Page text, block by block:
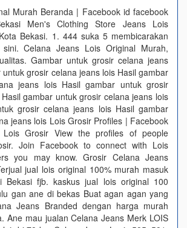
Murah Beranda | Facebook id facebook
Men's Clothing Store Jeans Lois
Bekasi. 1. 444 suka 5 membicarakan
Celana Jeans Lois Original Murah,
Gambar untuk grosir celana jeans
untuk grosir celana jeans lois Hasil gambar
jeans lois Hasil gambar untuk grosir
gambar untuk grosir celana jeans lois
grosir celana jeans lois Hasil gambar
jeans lois Lois Grosir Profiles | Facebook
Lois Grosir View the profiles of people
Join Facebook to connect with Lois
you may know. Grosir Celana Jeans
jual lois original 100% murah masuk
fjb. kaskus jual lois original 100
gan ane di bekas Buat agan agan yang
Jeans Branded dengan harga murah
Ane mau jualan Celana Jeans Merk LOIS